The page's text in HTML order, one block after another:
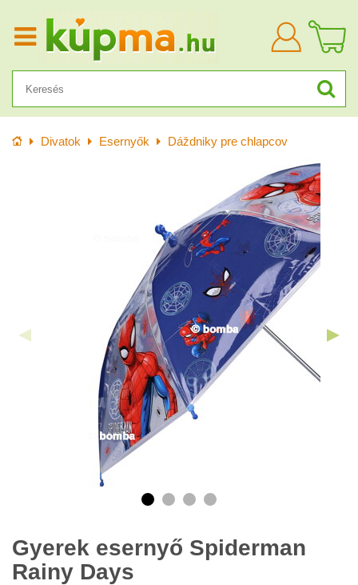
KezdőlapDivatok Esernyők Dáždniky pre chlapcov
Gyerek esernyő Spiderman
Rainy Days